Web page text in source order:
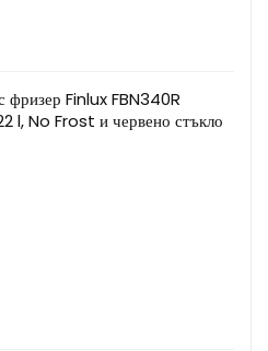
фризер Finlux FBN340R
l, No Frost и червено стъкло